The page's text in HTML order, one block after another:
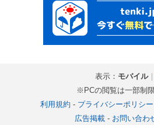
表示： モバイル｜
※PCの閲覧は一部制
利用規約 - プライバシーポリシー
広告掲載- お問い合わ